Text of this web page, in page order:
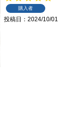
購入者
投稿日 2024/10/01